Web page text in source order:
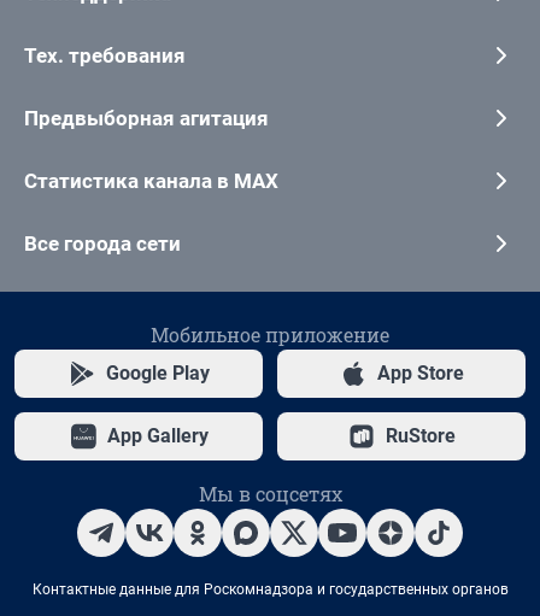
Тех. требования
Предвыборная агитация
Статистика канала в MAX
Все города сети
Мобильное приложение
Google Play App Store
App Gallery RuStore
Мы в соцсетях
Контактные данные для Роскомнадзора и государственных органов